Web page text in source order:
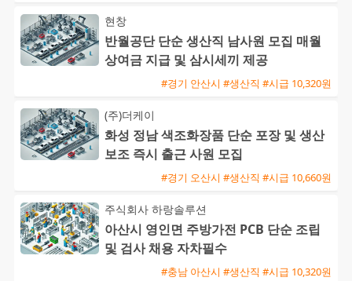
현창
반월공단 단순 생산직 남사원 모집 매월
상여금 지급 및 삼시세끼 제공
#경기 안산시 #생산직 #시급 10,320원
(주)더케이
화성 정남 색조화장품 단순 포장 및 생산
보조 즉시 출근 사원 모집
#경기 오산시 #생산직 #시급 10,660원
주식회사 하랑솔루션
아산시 영인면 주방가전 PCB 단순 조립
및 검사 채용 자차필수
#충남 아산시 #생산직 #시급 10,320원